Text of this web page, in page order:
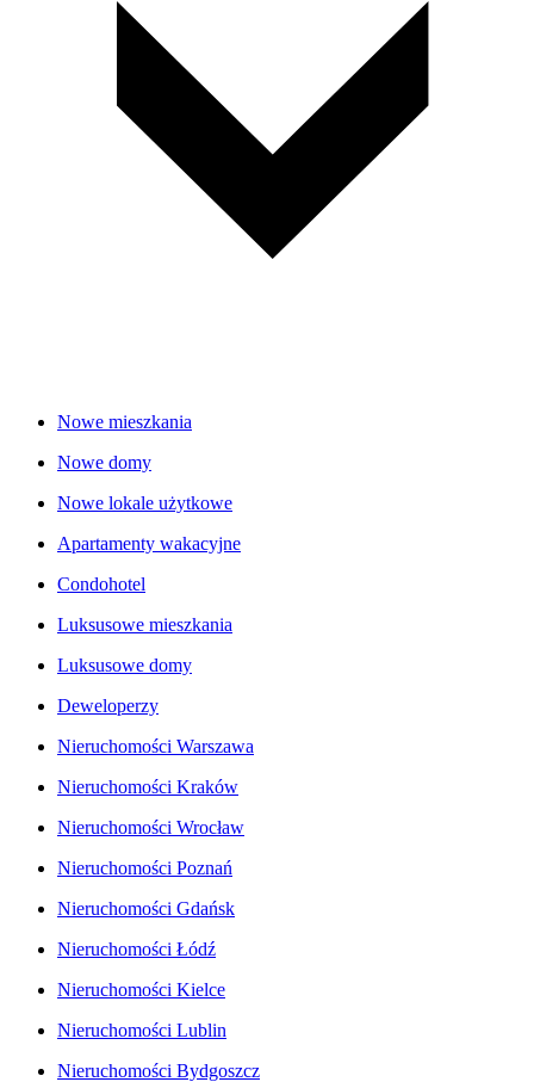
Nowe mieszkania
Nowe domy
Nowe lokale użytkowe
Apartamenty wakacyjne
Condohotel
Luksusowe mieszkania
Luksusowe domy
Deweloperzy
Nieruchomości Warszawa
Nieruchomości Kraków
Nieruchomości Wrocław
Nieruchomości Poznań
Nieruchomości Gdańsk
Nieruchomości Łódź
Nieruchomości Kielce
Nieruchomości Lublin
Nieruchomości Bydgoszcz